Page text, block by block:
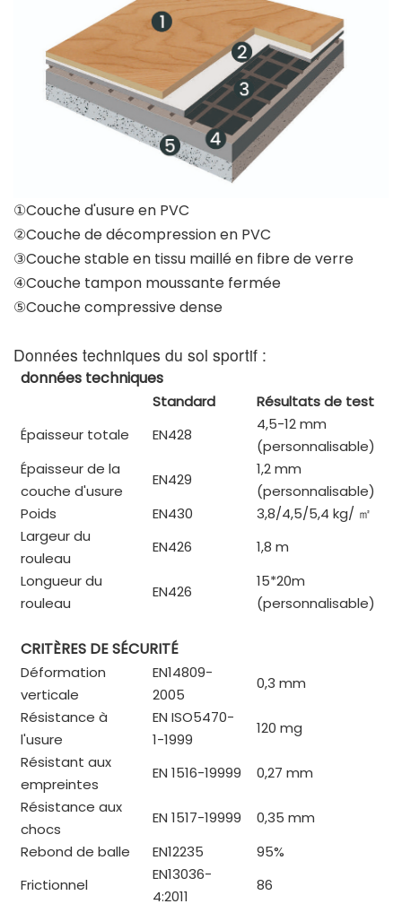
①Couche d'usure en PVC
②Couche de décompression en PVC
③Couche stable en tissu maillé en fibre de verre
④Couche tampon moussante fermée
⑤Couche compressive dense
Données techniques du sol sportif :
données techniques
Standard
Résultats de test
Épaisseur totale
EN428
4,5-12 mm
(personnalisable)
Épaisseur de la
couche d'usure
EN429
1,2 mm
(personnalisable)
Poids
EN430 3,8/4,5/5,4 kg/ ㎡
Largeur du
rouleau
EN426
1,8 m
Longueur du
rouleau
EN426
15*20m
(personnalisable)
CRITÈRES DE SÉCURITÉ
Déformation
verticale
EN14809-
2005
0,3 mm
Résistance à
l'usure
EN ISO5470-
1-1999
120 mg
Résistant aux
empreintes
EN 1516-19999
0,27 mm
Résistance aux
chocs
EN 1517-19999
0,35 mm
Rebond de balle
EN12235
95%
Frictionnel
EN13036-
4:2011
86